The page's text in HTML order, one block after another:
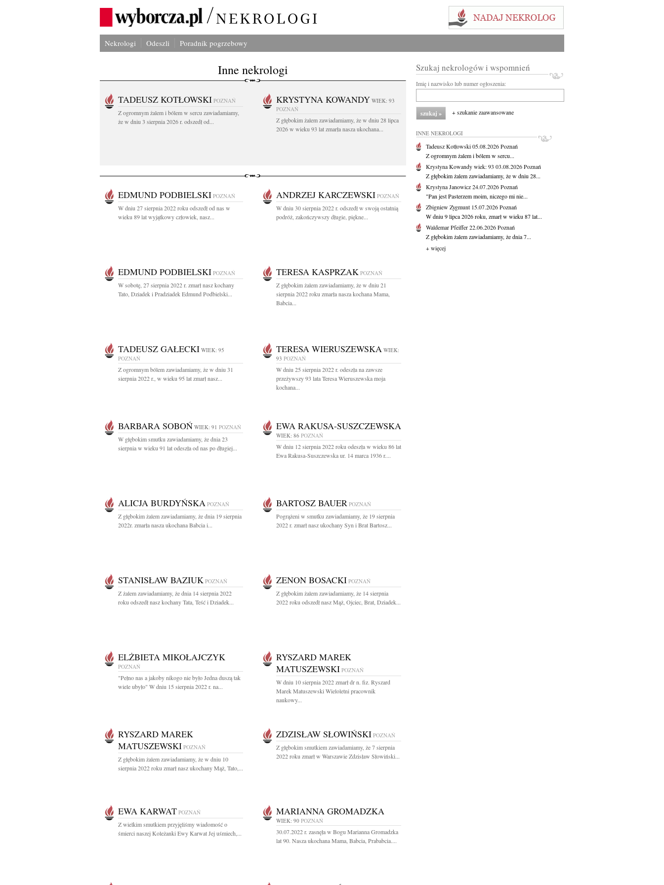
Nekrologi Odeszli Poradnik pogrzebowy
Inne nekrologi
TADEUSZ KOTŁOWSKI POZNAŃ
Z ogromnym żalem i bólem w sercu zawiadamiamy,
że w dniu 3 sierpnia 2026 r. odszedł od...
KRYSTYNA KOWANDY WIEK: 93
POZNAŃ
Z głębokim żalem zawiadamiamy, że w dniu 28 lipca
2026 w wieku 93 lat zmarła nasza ukochana...
EDMUND PODBIELSKI POZNAŃ
W dniu 27 sierpnia 2022 roku odszedł od nas w
wieku 89 lat wyjątkowy człowiek, nasz...
ANDRZEJ KARCZEWSKI POZNAŃ
W dniu 30 sierpnia 2022 r. odszedł w swoją ostatnią
podróż, zakończywszy długie, piękne...
EDMUND PODBIELSKI POZNAŃ
W sobotę, 27 sierpnia 2022 r. zmarł nasz kochany
Tato, Dziadek i Pradziadek Edmund Podbielski...
TERESA KASPRZAK POZNAŃ
Z głębokim żalem zawiadamiamy, że w dniu 21
sierpnia 2022 roku zmarła nasza kochana Mama,
Babcia...
TADEUSZ GAŁECKI WIEK: 95
POZNAŃ
Z ogromnym bólem zawiadamiamy, że w dniu 31
sierpnia 2022 r., w wieku 95 lat zmarł nasz...
TERESA WIERUSZEWSKA WIEK:
93 POZNAŃ
W dniu 25 sierpnia 2022 r. odeszła na zawsze
przeżywszy 93 lata Teresa Wieruszewska moja
kochana...
BARBARA SOBOŃ WIEK: 91 POZNAŃ
W głębokim smutku zawiadamiamy, że dnia 23
sierpnia w wieku 91 lat odeszła od nas po długiej...
EWA RAKUSA-SUSZCZEWSKA
WIEK: 86 POZNAŃ
W dniu 12 sierpnia 2022 roku odeszła w wieku 86 lat
Ewa Rakusa-Suszczewska ur. 14 marca 1936 r....
ALICJA BURDYŃSKA POZNAŃ
Z głębokim żalem zawiadamiamy, że dnia 19 sierpnia
2022r. zmarła nasza ukochana Babcia i...
BARTOSZ BAUER POZNAŃ
Pogrążeni w smutku zawiadamiamy, że 19 sierpnia
2022 r. zmarł nasz ukochany Syn i Brat Bartosz...
STANISŁAW BAZIUK POZNAŃ
Z żalem zawiadamiamy, że dnia 14 sierpnia 2022
roku odszedł nasz kochany Tata, Teść i Dziadek...
ZENON BOSACKI POZNAŃ
Z głębokim żalem zawiadamiamy, że 14 sierpnia
2022 roku odszedł nasz Mąż, Ojciec, Brat, Dziadek...
ELŻBIETA MIKOŁAJCZYK
POZNAŃ
"Pełno nas a jakoby nikogo nie było Jedna duszą tak
wiele ubyło" W dniu 15 sierpnia 2022 r. na...
RYSZARD MAREK
MATUSZEWSKI POZNAŃ
W dniu 10 sierpnia 2022 zmarł dr n. fiz. Ryszard
Marek Matuszewski Wieloletni pracownik
naukowy...
RYSZARD MAREK
MATUSZEWSKI POZNAŃ
Z głębokim żalem zawiadamiamy, że w dniu 10
sierpnia 2022 roku zmarł nasz ukochany Mąż, Tato,...
ZDZISŁAW SŁOWIŃSKI POZNAŃ
Z głębokim smutkiem zawiadamiamy, że 7 sierpnia
2022 roku zmarł w Warszawie Zdzisław Słowiński...
EWA KARWAT POZNAŃ
Z wielkim smutkiem przyjęliśmy wiadomość o
śmierci naszej Koleżanki Ewy Karwat Jej uśmiech,...
MARIANNA GROMADZKA
WIEK: 90 POZNAŃ
30.07.2022 r. zasnęła w Bogu Marianna Gromadzka
lat 90. Nasza ukochana Mama, Babcia, Prababcia....
Szukaj nekrologów i wspomnień
Imię i nazwisko lub numer ogłoszenia:
+ szukanie zaawansowane
INNE NEKROLOGI
Tadeusz Kotłowski05.08.2026Poznań
Z ogromnym żalem i bólem w sercu...
Krystyna Kowandywiek: 93 03.08.2026Poznań
Z głębokim żalem zawiadamiamy, że w dniu 28...
Krystyna Janowicz24.07.2026Poznań
"Pan jest Pasterzem moim, niczego mi nie...
Zbigniew Zygmunt 15.07.2026Poznań
W dniu 9 lipca 2026 roku, zmarł w wieku 87 lat...
Waldemar Pfeiffer22.06.2026Poznań
Z głębokim żalem zawiadamiamy, że dnia 7...
+ więcej